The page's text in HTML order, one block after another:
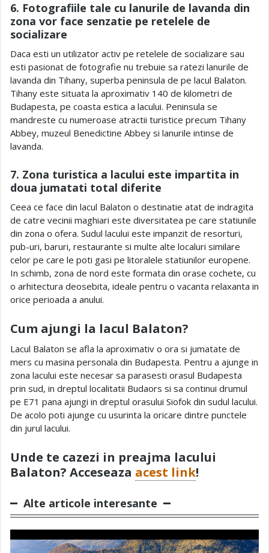
6. Fotografiile tale cu lanurile de lavanda din
zona vor face senzatie pe retelele de
socializare
Daca esti un utilizator activ pe retelele de socializare sau
esti pasionat de fotografie nu trebuie sa ratezi lanurile de
lavanda din Tihany, superba peninsula de pe lacul Balaton.
Tihany este situata la aproximativ 140 de kilometri de
Budapesta, pe coasta estica a lacului. Peninsula se
mandreste cu numeroase atractii turistice precum Tihany
Abbey, muzeul Benedictine Abbey si lanurile intinse de
lavanda.
7. Zona turistica a lacului este impartita in
doua jumatati total diferite
Ceea ce face din lacul Balaton o destinatie atat de indragita
de catre vecinii maghiari este diversitatea pe care statiunile
din zona o ofera. Sudul lacului este impanzit de resorturi,
pub-uri, baruri, restaurante si multe alte localuri similare
celor pe care le poti gasi pe litoralele statiunilor europene.
In schimb, zona de nord este formata din orase cochete, cu
o arhitectura deosebita, ideale pentru o vacanta relaxanta in
orice perioada a anului.
Cum ajungi la lacul Balaton?
Lacul Balaton se afla la aproximativ o ora si jumatate de
mers cu masina personala din Budapesta. Pentru a ajunge in
zona lacului este necesar sa parasesti orasul Budapesta
prin sud, in dreptul localitatii Budaors si sa continui drumul
pe E71 pana ajungi in dreptul orasului Siofok din sudul lacului.
De acolo poti ajunge cu usurinta la oricare dintre punctele
din jurul lacului.
Unde te cazezi in preajma lacului
Balaton? Acceseaza acest link!
Alte articole interesante